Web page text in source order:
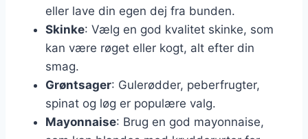
eller lave din egen dej fra bunden.
Skinke: Vælg en god kvalitet skinke, som
kan være røget eller kogt, alt efter din
smag.
Grøntsager: Gulerødder, peberfrugter,
spinat og løg er populære valg.
Mayonnaise: Brug en god mayonnaise,